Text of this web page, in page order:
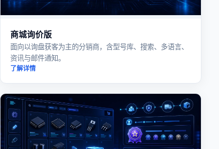
商城询价版
面向以询盘获客为主的分销商，含型号库、搜索、多语言、
资讯与邮件通知。
了解详情